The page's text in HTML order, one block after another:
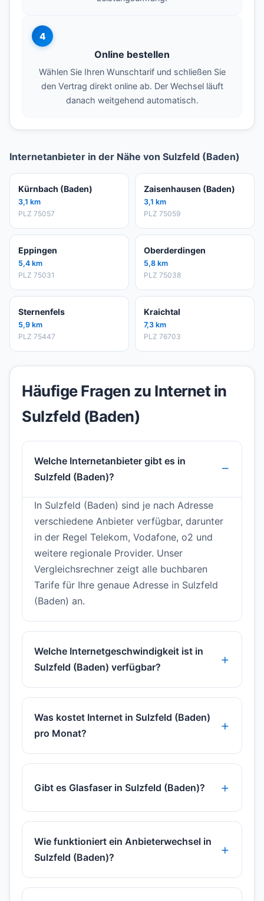
4
Online bestellen
Wählen Sie Ihren Wunschtarif und schließen Sie
den Vertrag direkt online ab. Der Wechsel läuft
danach weitgehend automatisch.
Internetanbieter in der Nähe von Sulzfeld (Baden)
Kürnbach (Baden)
3,1 km
PLZ 75057
Zaisenhausen (Baden)
3,1 km
PLZ 75059
Eppingen
5,4 km
PLZ 75031
Oberderdingen
5,8 km
PLZ 75038
Sternenfels
5,9 km
PLZ 75447
Kraichtal
7,3 km
PLZ 76703
Häufige Fragen zu Internet in
Sulzfeld (Baden)
Welche Internetanbieter gibt es in
Sulzfeld (Baden)?
In Sulzfeld (Baden) sind je nach Adresse
verschiedene Anbieter verfügbar, darunter
in der Regel Telekom, Vodafone, o2 und
weitere regionale Provider. Unser
Vergleichsrechner zeigt alle buchbaren
Tarife für Ihre genaue Adresse in Sulzfeld
(Baden) an.
Welche Internetgeschwindigkeit ist in
Sulzfeld (Baden) verfügbar?
Was kostet Internet in Sulzfeld (Baden)
pro Monat?
Gibt es Glasfaser in Sulzfeld (Baden)?
Wie funktioniert ein Anbieterwechsel in
Sulzfeld (Baden)?